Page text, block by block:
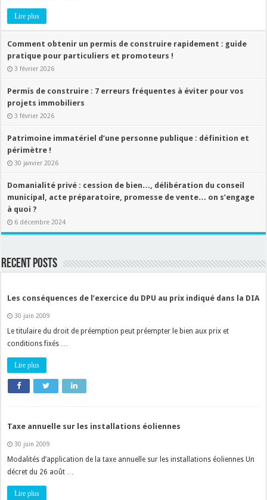
Lire plus
Comment obtenir un permis de construire rapidement : guide
pratique pour particuliers et promoteurs !
3 février 2026
Permis de construire : 7 erreurs fréquentes à éviter pour vos
projets immobiliers
3 février 2026
Patrimoine immatériel d’une personne publique : définition et
périmètre !
30 janvier 2026
Domanialité privé : cession de bien…, délibération du conseil
municipal, acte préparatoire, promesse de vente… on s’engage
à quoi ?
6 décembre 2024
Recent Posts
Les conséquences de l’exercice du DPU au prix indiqué dans la DIA
30 juin 2009
Le titulaire du droit de préemption peut préempter le bien aux prix et
conditions fixés …
Lire plus
Taxe annuelle sur les installations éoliennes
30 juin 2009
Modalités d’application de la taxe annuelle sur les installations éoliennes Un
décret du 26 août …
Lire plus